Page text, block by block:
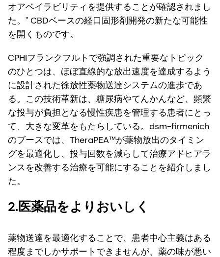
オアベイラビリティを提供することが確認されまし
た。" CBDベースの経口固形剤開発の新たな可能性
を開くものです。
CPHIフランクフルトで強調された重要なトピック
のひとつは、ほぼ直線的な放出速度を達成するよう
に設計された徐放性薬物送達システムの進歩であ
る。この技術革新は、糖尿病やてんかんなど、頻繁
な投与が負担となる慢性疾患を管理する患者にとっ
て、大きな変革をもたらしている。dsm-firmenich
のブースでは、TheraPEA™が薬物放出のタイミン
グを最適化し、投与回数を減らして治療アドヒアラ
ンスを改善する治療を可能にすることを紹介しまし
た。
2.医薬品をよりおいしく
薬物送達を最適化することで、患者中心主義はある
程度までしかサポートできませんが、薬の味が悪い